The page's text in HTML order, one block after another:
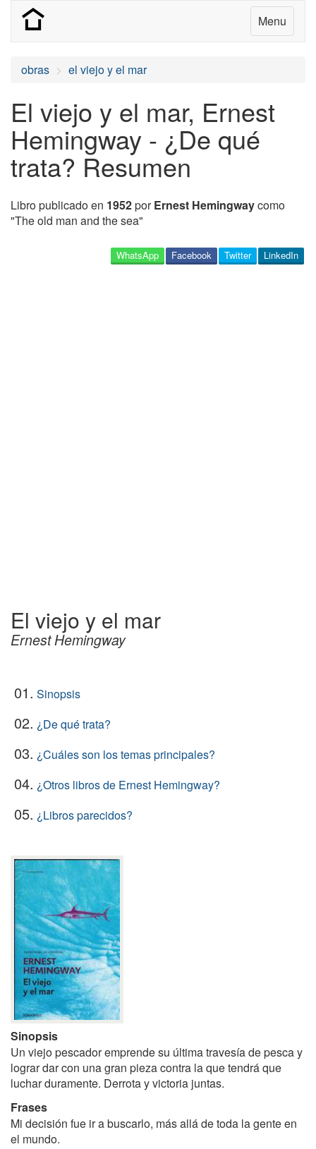
Menu
obras el viejo y el mar
El viejo y el mar, Ernest
Hemingway - ¿De qué
trata? Resumen
Libro publicado en 1952porErnest Hemingwaycomo
"The old man and the sea"
LinkedIn
Twitter
Facebook
WhatsApp
El viejo y el mar
Ernest Hemingway
01. Sinopsis
02. ¿De qué trata?
03. ¿Cuáles son los temas principales?
04. ¿Otros libros de Ernest Hemingway?
05. ¿Libros parecidos?
Sinopsis
Un viejo pescador emprende su última travesía de pesca y
lograr dar con una gran pieza contra la que tendrá que
luchar duramente. Derrota y victoria juntas.
Frases
Mi decisión fue ir a buscarlo, más allá de toda la gente en
el mundo.